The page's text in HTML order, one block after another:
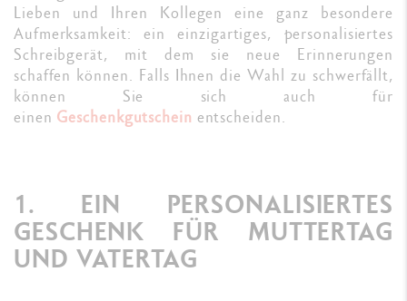
Lieben und Ihren Kollegen eine ganz besondere
Aufmerksamkeit: ein einzigartiges, personalisiertes
Schreibgerät, mit dem sie neue Erinnerungen
schaffen können. Falls Ihnen die Wahl zu schwerfällt,
können Sie sich auch für
einen Geschenkgutschein entscheiden.
1. EIN PERSONALISIERTES
GESCHENK FÜR MUTTERTAG
UND VATERTAG